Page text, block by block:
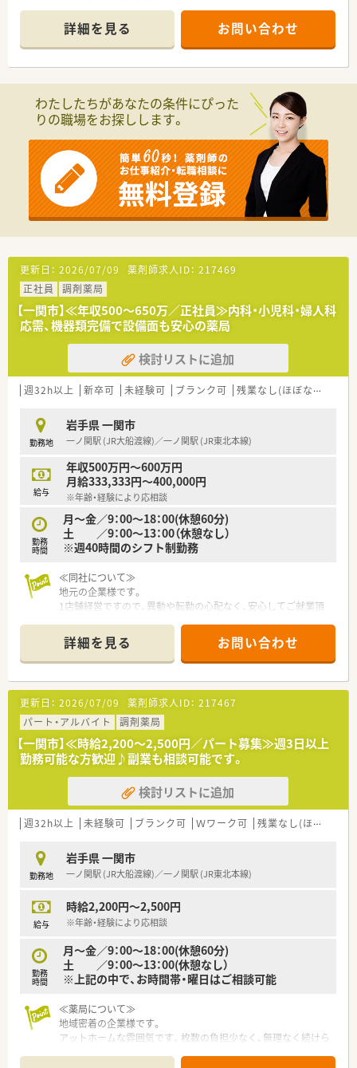
3名体制で対応しています。
■薬剤師は常勤3名とパート1名が在籍しており、事務員も含め
チームワーク良く業務を行っています。
■市内に3店舗を展開し、地域医療に深く根差した薬局運営を行
っている安定性の高い企業です。
■30代から40代の社員が中心となり、活気ある雰囲気の中で新
■医師会や薬剤師会との連携が強く、在宅医療への対応など地域
での役割を重視しています。
【求人情報について】
■曜日・時間も柔軟に相談可！週1日からでも勤務OKのパート求
人です。
■パートながら時給は2,500円以上と高水準の薬局です◎ライフ
■近隣店舗との連携が取れているため、有給休暇やお休みが取り
やすく働きやすい環境が魅力です♪
詳細を見る お問い合わせ
わたしたちがあなたの条件にぴった
りの職場をお探しします。
更新日： 2026/07/09 薬剤師求人ID： 217469
正社員
調剤薬局
【一関市】≪年収500～650万／正社員≫内科・小児科・婦人科
応需、機器類完備で設備面も安心の薬局
検討リストに追加
週32h以上 新卒可 未経験可 ブランク可 残業なし(ほぼなし含む)
勤務地
岩手県 一関市
一ノ関駅 (JR大船渡線)／一ノ関駅 (JR東北本線)
給与
年収500万円～600万円
月給333,333円～400,000円
※年齢・経験により応相談
勤務
時間
月～金／9：00～18：00(休憩60分)
土 ／9：00～13：00（休憩なし）
※週40時間のシフト制勤務
≪同社について≫
地元の企業様です。
1店舗経営ですので、異動や転勤の心配なく、安心してご就業頂
で、協力体制がしっかりしています。
最新の機材も導入しており、安心して働ける環境が整っていま
す。
≪18時までのシフトでプライベートと両立◎≫
残業はほぼありません。プライベートとの両立を大事にしてい
る代表の下でご勤務いただけますので、メリハリをつけて皆さん
働かれています。
≪業務について≫
外来対応がメインとなります。在宅は数件個人宅を担当されて
います。門前の処方箋だけでなく、面でも応需していますので、
患者様のかかりつけとしてご活躍されたい方にお勧めの職場で
す。
≪企業ポイント≫
大手企業にはない、柔軟な体制が魅力の企業です。型にはまった
考えではなく、患者様のためになることなどを考え・発信できる
る方で、相談しやすい雰囲気です。
詳細を見る お問い合わせ
更新日： 2026/07/09 薬剤師求人ID： 217467
パート・アルバイト
調剤薬局
【一関市】≪時給2,200～2,500円／パート募集≫週3日以上
勤務可能な方歓迎♪副業も相談可能です。
検討リストに追加
週32h以上 未経験可 ブランク可 Ｗワーク可 残業なし(ほぼなし含む)
勤務地
岩手県 一関市
一ノ関駅 (JR大船渡線)／一ノ関駅 (JR東北本線)
給与
時給2,200円～2,500円
※年齢・経験により応相談
勤務
時間
月～金／9：00～18：00(休憩60分)
土 ／9：00～13：00(休憩なし）
※上記の中で、お時間帯・曜日はご相談可能
≪薬局について≫
地域密着の企業様です。
アットホームな雰囲気です。枚数の負担少なく、無理なく続けら